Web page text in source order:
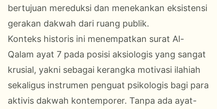
bertujuan mereduksi dan menekankan eksistensi
gerakan dakwah dari ruang publik.
Konteks historis ini menempatkan surat Al-
Qalam ayat 7 pada posisi aksiologis yang sangat
krusial, yakni sebagai kerangka motivasi ilahiah
sekaligus instrumen penguat psikologis bagi para
aktivis dakwah kontemporer. Tanpa ada ayat-